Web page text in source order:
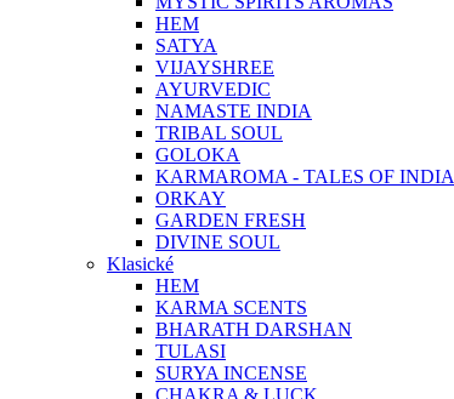
HEM
SATYA
VIJAYSHREE
AYURVEDIC
NAMASTE INDIA
TRIBAL SOUL
GOLOKA
KARMAROMA - TALES OF INDIA
ORKAY
GARDEN FRESH
DIVINE SOUL
Klasické
HEM
KARMA SCENTS
BHARATH DARSHAN
TULASI
SURYA INCENSE
CHAKRA & LUCK